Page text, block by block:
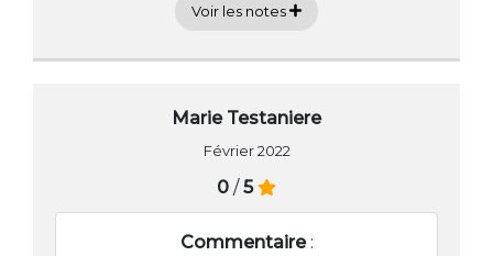
Voir les notes
Marie Testaniere
Février 2022
0 /5
Commentaire: